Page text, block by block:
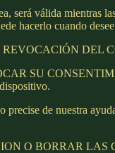
será válida mientras
hacerlo cuando
DEL
SU
precise de nuestra
O BORRAR LAS